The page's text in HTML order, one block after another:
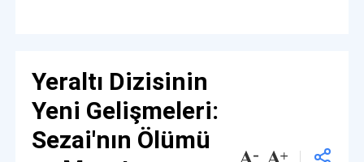
Yeraltı Dizisinin
Yeni Gelişmeleri:
Sezai'nın Ölümü